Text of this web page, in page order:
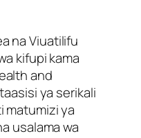
na Viuatilifu
kifupi kama
and
ya serikali
matumizi ya
usalama wa